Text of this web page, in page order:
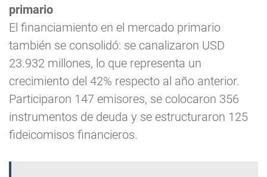
primario
El financiamiento en el mercado primario
también se consolidó: se canalizaron USD
23.932 millones, lo que representa un
crecimiento del 42% respecto al año anterior.
Participaron 147 emisores, se colocaron 356
instrumentos de deuda y se estructuraron 125
fideicomisos financieros.